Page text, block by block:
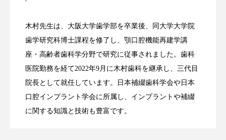
木村先生は、大阪大学歯学部を卒業後、同大学大学院
歯学研究科博士課程を修了し、顎口腔機能再建学講
座・高齢者歯科学分野で研究に従事されました。歯科
医院勤務を経て2022年9月に木村歯科を継承し、三代目
院長として就任しています。日本補綴歯科学会や日本
口腔インプラント学会に所属し、インプラントや補綴
に関する知識と技術も豊富です。